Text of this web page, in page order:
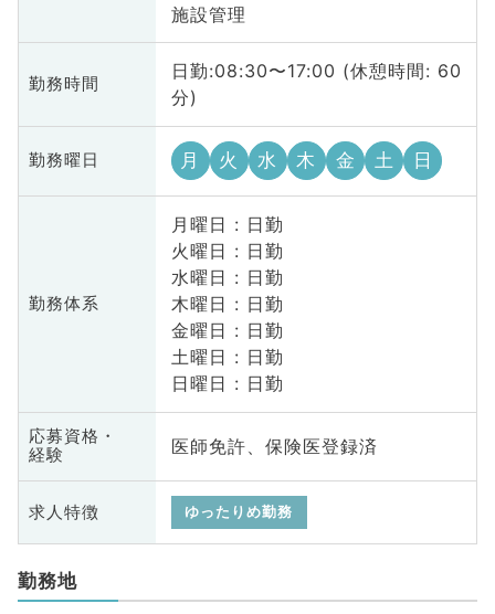
施設管理
勤務時間
日勤:08:30〜17:00 (休憩時間: 60
分)
勤務曜日 月 火 水 木 金 土 日
勤務体系
月曜日 : 日勤
火曜日 : 日勤
水曜日 : 日勤
木曜日 : 日勤
金曜日 : 日勤
土曜日 : 日勤
日曜日 : 日勤
応募資格・
経験
医師免許、保険医登録済
求人特徴 ゆったりめ勤務
勤務地